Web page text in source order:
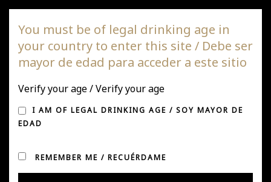
DAGAZ Wines
VIÑA DAGAZ CON SUS
CLIENTES EN HONG
KONG
You must be of legal drinking age in
your country to enter this site / Debe ser
mayor de edad para acceder a este sitio
Verify your age / Verify your age
I AM OF LEGAL DRINKING AGE / SOY MAYOR DE
EDAD
REMEMBER ME / RECUÉRDAME